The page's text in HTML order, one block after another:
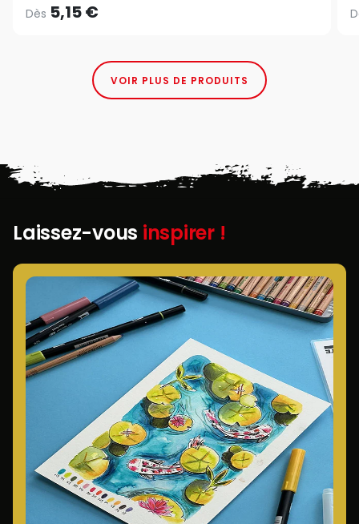
Dès 5,15 €
VOIR PLUS DE PRODUITS
Laissez-vous inspirer !